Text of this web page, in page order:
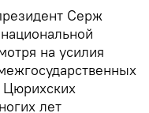
Серж
на усилия
Цюрихских
лет